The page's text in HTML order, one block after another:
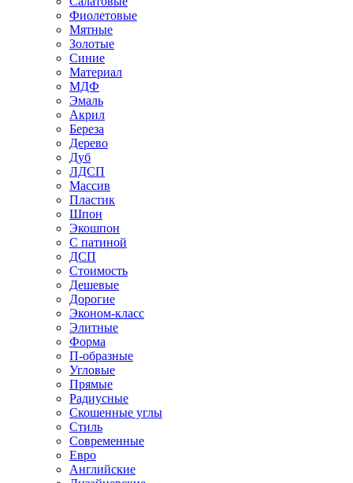
Фиолетовые
Мятные
Золотые
Синие
Материал
МДФ
Эмаль
Акрил
Береза
Дерево
Дуб
ЛДСП
Массив
Пластик
Шпон
Экошпон
С патиной
ДСП
Стоимость
Дешевые
Дорогие
Эконом-класс
Элитные
Форма
П-образные
Угловые
Прямые
Радиусные
Скошенные углы
Стиль
Современные
Евро
Английские